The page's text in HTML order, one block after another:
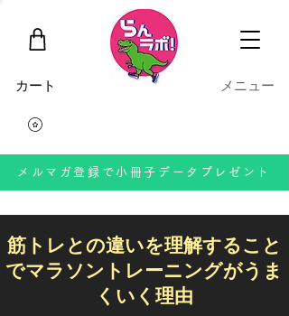
​カート ​メニュー
メルマガ登録で小冊子データプレゼント
筋トレとの違いを理解すること
でマラソントレーニングがうま
くいく理由